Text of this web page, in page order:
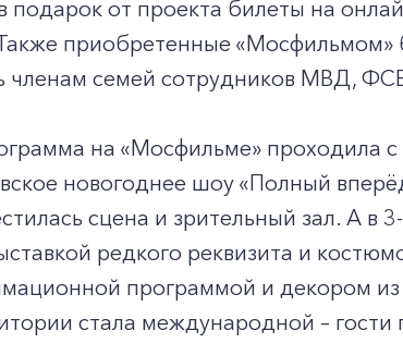
подарок от проекта билеты на
приобретенные «Мосфильмом»
членам семей сотрудников МВД,
на «Мосфильме» проходила
новогоднее шоу «Полный
сцена и зрительный зал. А в
редкого реквизита и
программой и декором из
стала международной –